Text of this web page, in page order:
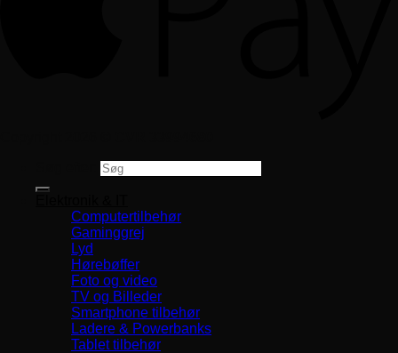
Computertilbehør
Gaminggrej
Lyd
Hørebøffer
Foto og video
TV og Billeder
Smartphone tilbehør
Ladere & Powerbanks
Tablet tilbehør